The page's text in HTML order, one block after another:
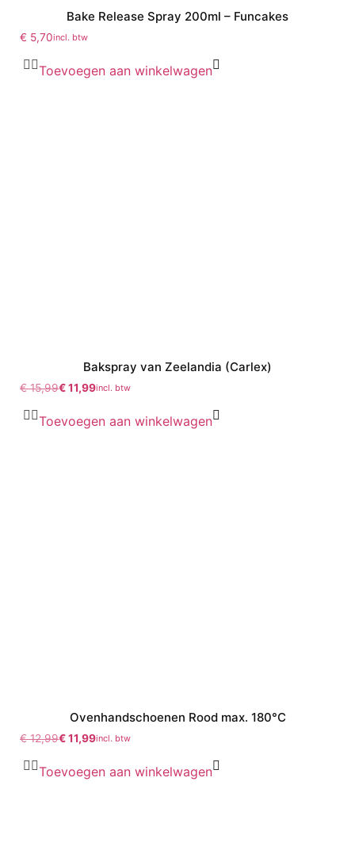
Bake Release Spray 200ml – Funcakes
€ 5,70incl. btw
Toevoegen aan winkelwagen
Bakspray van Zeelandia (Carlex)
€15,99€11,99incl. btw
Toevoegen aan winkelwagen
Ovenhandschoenen Rood max. 180°C
€12,99€11,99incl. btw
Toevoegen aan winkelwagen